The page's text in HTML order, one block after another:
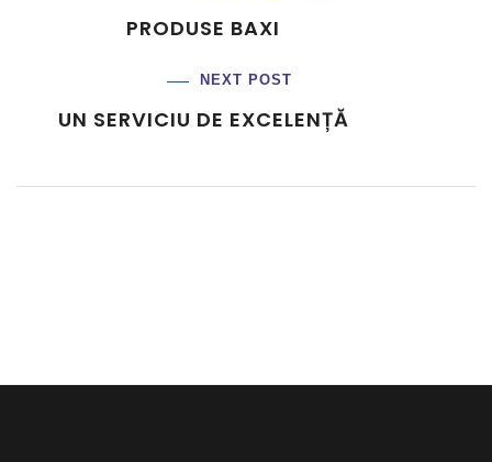
PRODUSE BAXI
NEXT POST
UN SERVICIU DE EXCELENȚĂ